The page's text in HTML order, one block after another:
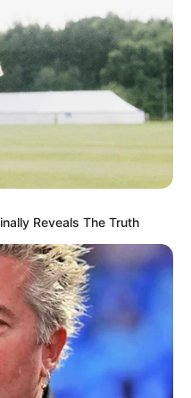
Reveals The Truth